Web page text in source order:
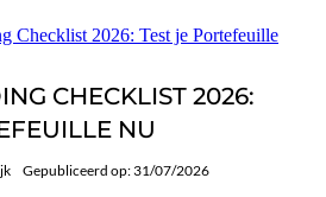
CHECKLIST 2026:
NU
Gepubliceerd op: 31/07/2026